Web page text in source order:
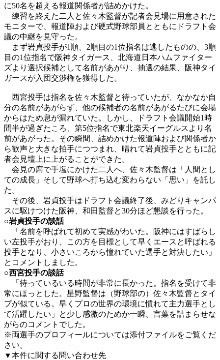
に50名を超える報道関係者が詰めかけた。
練習を終えた二人と佐々木監督が記者会見場に用意された
モニターで、報道陣および硬式野球部員とともにドラフト会
議の中継を見守った。
まず岩貞投手が1順、2順目の1位指名は逃したものの、3順
目の1位指名で阪神タイガース、北海道日本ハムファイター
ズより選択候補として名前があがり、抽選の結果、阪神タイ
ガースが入団交渉権を獲得した。
西宮投手は指名を佐々木監督と待っていたが、なかなか自
分の名前があがらず、他の候補者の名前があがるたびに会場
からはため息が漏れていた。しかし、ドラフト会議開始1時
間半が過ぎたころ、第5位指名で東北楽天イーグルスより名
前があがった。その瞬間、詰めかけた報道陣および関係者か
ら歓声と大きな拍手につつまれ、晴れて岩貞投手とともに記
者会見壇上に上がることができた。
会見の席で手塩にかけた二人へ、佐々木監督は「人間とし
ての成長」そして野球へ打ち込む変わらない「思い」を託し
た。
その後、岩貞投手はドラフト会議終了後、みどりキャンパ
スに駆けつけた阪神、和田監督と30分ほど懇談を行った。
○岩貞投手の談話
「名前を呼ばれて初めて実感がわいた。阪神にはすばらし
い左投手がおり、この方を目標として早くエースと呼ばれる
投手となり、小さいころから憧れていた選手と対決したい」
とコメントしました。
○西宮投手の談話
「待っているいる時間が非常に長かった。指名を受けて非
常にほっとした。星野監督は（野球部の）佐々木監督とタイ
プが似ている。早くプロの世界の環境に慣れて主力選手とし
て活躍したい」と少し感激のためか一瞬、言葉を詰まらせな
がらのコメントでした。
※両選手のプロフィールについては添付ファイルをご覧くだ
さい。
▼本件に関する問い合わせ先